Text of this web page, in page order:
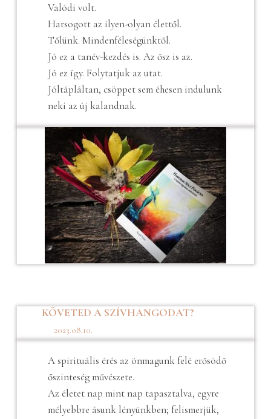
Valódi volt.
Harsogott az ilyen-olyan élettől.
Tőlünk. Mindenféleségünktől.
Jó ez a tanév-kezdés is. Az ősz is az.
Jó ez így. Folytatjuk az utat.
Jóltápláltan, csöppet sem éhesen indulunk
neki az új kalandnak.
KÖVETED A SZÍVHANGODAT?
2023.08.10.
A spirituális érés az önmagunk felé erősödő
őszinteség művészete.
Az életet nap mint nap tapasztalva, egyre
mélyebbre ásunk lényünkben; felismerjük,